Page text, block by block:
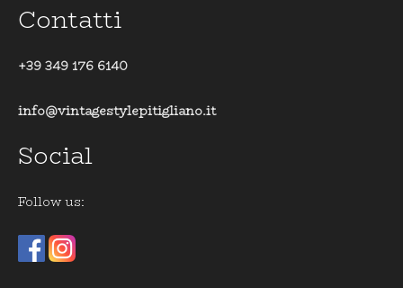
Contatti
+39 349 176 6140
info@vintagestylepitigliano.it
Social
Follow us: